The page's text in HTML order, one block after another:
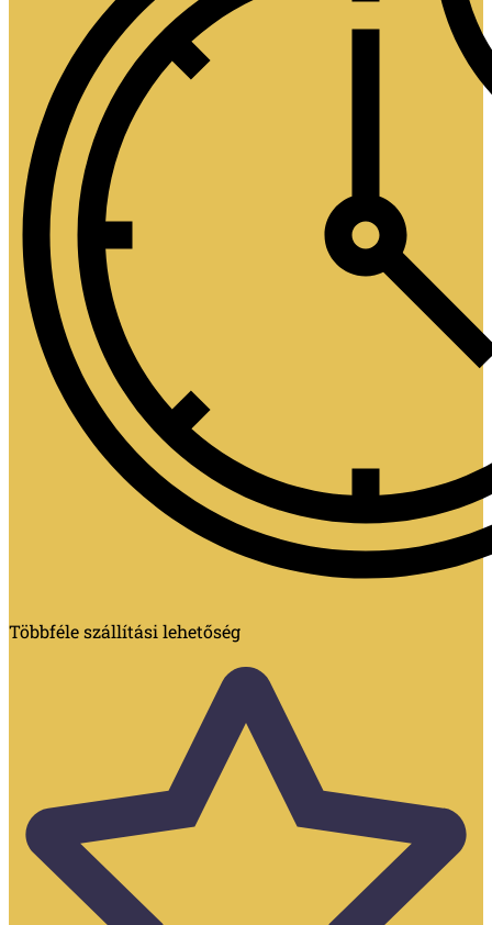
Többféle szállítási lehetőség